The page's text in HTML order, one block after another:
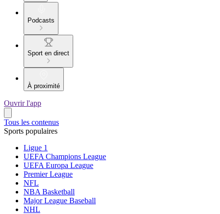
Podcasts
Sport en direct
À proximité
Ouvrir l'app
Tous les contenus
Sports populaires
Ligue 1
UEFA Champions League
UEFA Europa League
Premier League
NFL
NBA Basketball
Major League Baseball
NHL